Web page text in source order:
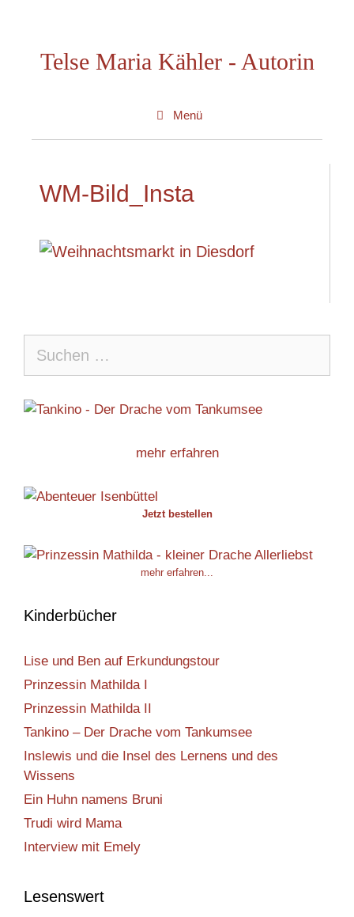
springenTelse Maria Kähler - Autorin
Menü
WM-Bild_Insta
nach:
mehr erfahren
Jetzt bestellen
mehr erfahren...
Kinderbücher
Lise und Ben auf Erkundungstour
Prinzessin Mathilda I
Prinzessin Mathilda II
Tankino – Der Drache vom Tankumsee
Inslewis und die Insel des Lernens und des
Wissens
Ein Huhn namens Bruni
Trudi wird Mama
Interview mit Emely
Lesenswert